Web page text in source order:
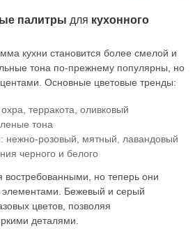
палитры для кухонного
кухни становится более смелой и
тона по-прежнему популярны, но
Основные цветовые тренды:
терракота, оливковый
тона
нежно-розовый, мятный, лавандовый
черного и белого
востребованными, но теперь они
Бежевый и серый
цветов, позволяя
деталями.